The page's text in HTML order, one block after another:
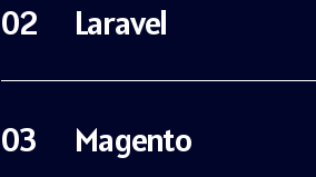
Laravel
Magento